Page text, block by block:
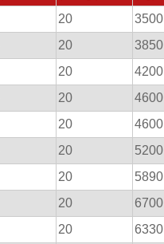
20 3500
20 3850
20 4200
20 4600
20 4600
20 5200
20 5890
20 6700
20 6330